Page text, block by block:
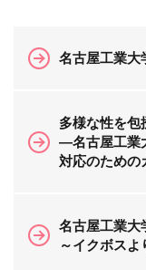
名古屋工業大
多様な性を包
―名古屋工業
対応のため
名古屋工業大
～イクボスよ